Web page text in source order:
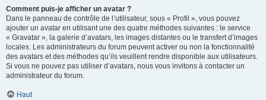
Comment puis-je afficher un avatar ?
Dans le panneau de contrôle de l’utilisateur, sous « Profil », vous pouvez
ajouter un avatar en utilisant une des quatre méthodes suivantes : le service
« Gravatar », la galerie d’avatars, les images distantes ou le transfert d’images
locales. Les administrateurs du forum peuvent activer ou non la fonctionnalité
des avatars et des méthodes qu’ils veuillent rendre disponible aux utilisateurs.
Si vous ne pouvez pas utiliser d’avatars, nous vous invitons à contacter un
administrateur du forum.
Haut